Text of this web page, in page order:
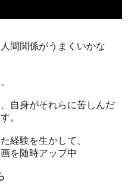
間関係がうまくいかな
自身がそれらに苦しんだ
。
経験を生かして、
を随時アップ中